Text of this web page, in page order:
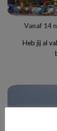
Vanaf 14
Heb jij al